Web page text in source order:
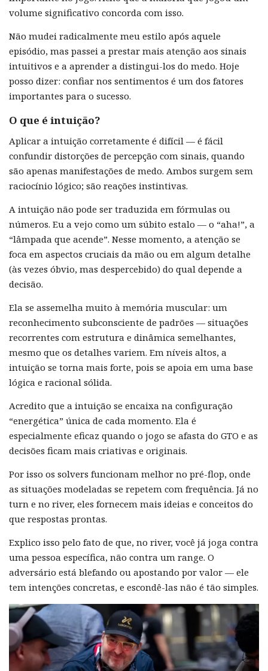
volume significativo concorda com isso.
Não mudei radicalmente meu estilo após aquele
episódio, mas passei a prestar mais atenção aos sinais
intuitivos e a aprender a distingui-los do medo. Hoje
posso dizer: confiar nos sentimentos é um dos fatores
importantes para o sucesso.
O que é intuição?
Aplicar a intuição corretamente é difícil — é fácil
confundir distorções de percepção com sinais, quando
são apenas manifestações de medo. Ambos surgem sem
raciocínio lógico; são reações instintivas.
A intuição não pode ser traduzida em fórmulas ou
números. Eu a vejo como um súbito estalo — o “aha!”, a
“lâmpada que acende”. Nesse momento, a atenção se
foca em aspectos cruciais da mão ou em algum detalhe
(às vezes óbvio, mas despercebido) do qual depende a
decisão.
Ela se assemelha muito à memória muscular: um
reconhecimento subconsciente de padrões — situações
recorrentes com estrutura e dinâmica semelhantes,
mesmo que os detalhes variem. Em níveis altos, a
intuição se torna mais forte, pois se apoia em uma base
lógica e racional sólida.
Acredito que a intuição se encaixa na configuração
“energética” única de cada momento. Ela é
especialmente eficaz quando o jogo se afasta do GTO e as
decisões ficam mais criativas e originais.
Por isso os solvers funcionam melhor no pré-flop, onde
as situações modeladas se repetem com frequência. Já no
turn e no river, eles fornecem mais ideias e conceitos do
que respostas prontas.
Explico isso pelo fato de que, no river, você já joga contra
uma pessoa específica, não contra um range. O
adversário está blefando ou apostando por valor — ele
tem intenções concretas, e escondê-las não é tão simples.